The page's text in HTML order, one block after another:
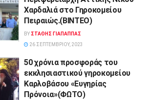
Χαρδαλιά στο Γηροκομείου
Πειραιώς.(ΒΙΝΤΕΟ)
BY ΣΤΑΘΗΣ ΓΊΑΠΑΠΠΑΣ
26 ΣΕΠΤΕΜΒΡΊΟΥ, 2023
50 χρόνια προσφοράς του
εκκλησιαστικού γηροκομείου
Καρλοβάσου «Ευγηρίας
Πρόνοια»(ΦΩΤΟ)